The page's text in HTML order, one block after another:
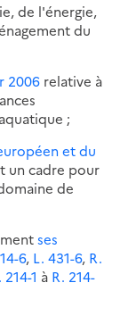
de l'énergie,
du
2006 relative à
;
et du
un cadre pour
de
ses
6, L. 431-6, R.
214-1 à R. 214-